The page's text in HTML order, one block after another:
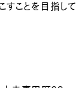
ことを目指して